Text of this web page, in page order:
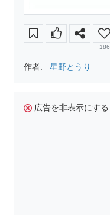
186
作者: 星野とうり
広告を非表示にする